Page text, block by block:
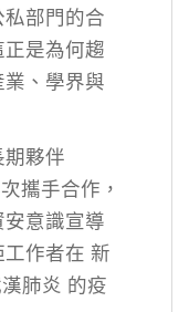
部門的合
是為何趨
、學界與
夥伴
攜手合作，
意識宣導
作者在 新
肺炎 的疫